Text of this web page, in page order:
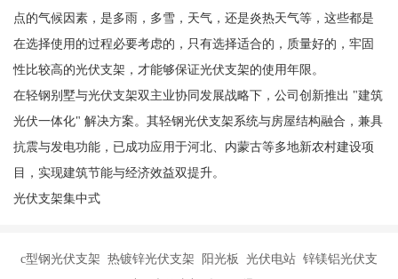
点的气候因素，是多雨，多雪，天气，还是炎热天气等，这些都是
在选择使用的过程必要考虑的，只有选择适合的，质量好的，牢固
性比较高的光伏支架，才能够保证光伏支架的使用年限。
在轻钢别墅与光伏支架双主业协同发展战略下，公司创新推出 "建筑
光伏一体化" 解决方案。其轻钢光伏支架系统与房屋结构融合，兼具
抗震与发电功能，已成功应用于河北、内蒙古等多地新农村建设项
目，实现建筑节能与经济效益双提升。
光伏支架集中式
c型钢光伏支架 热镀锌光伏支架 阳光板 光伏电站 锌镁铝光伏支